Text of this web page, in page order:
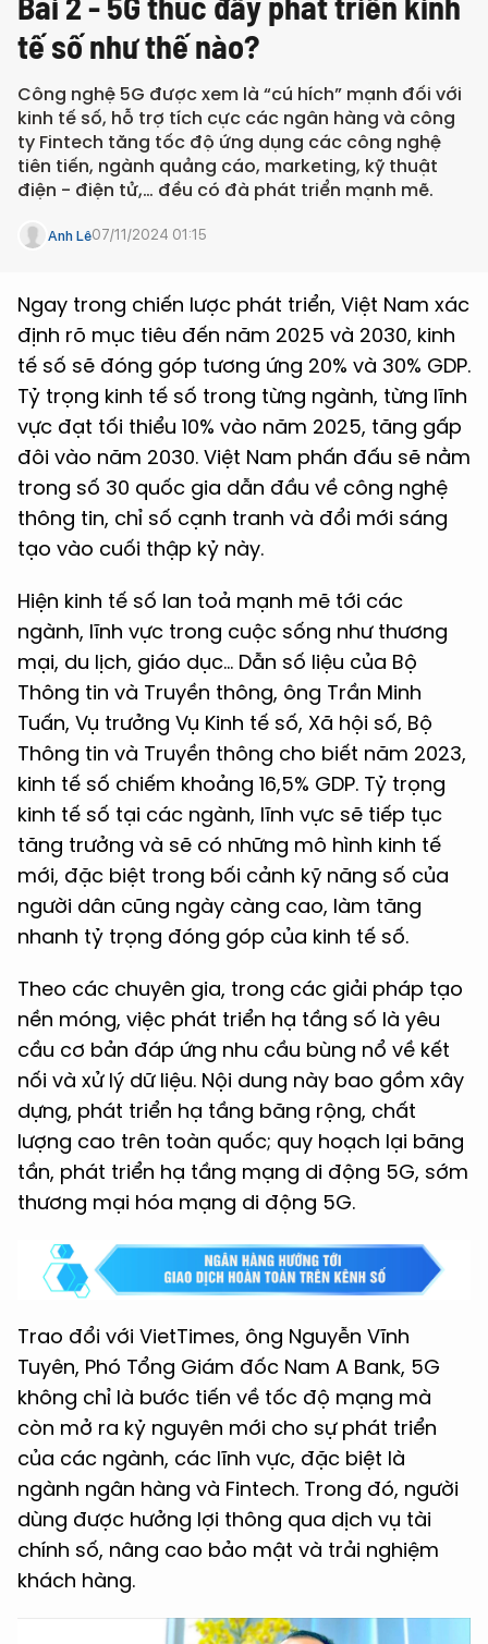
tế số như thế nào?
Công nghệ 5G được xem là “cú hích” mạnh đối với
kinh tế số, hỗ trợ tích cực các ngân hàng và công
ty Fintech tăng tốc độ ứng dụng các công nghệ
tiên tiến, ngành quảng cáo, marketing, kỹ thuật
điện - điện tử,… đều có đà phát triển mạnh mẽ.
Anh Lê07/11/2024 01:15
Ngay trong chiến lược phát triển, Việt Nam xác
định rõ mục tiêu đến năm 2025 và 2030, kinh
tế số sẽ đóng góp tương ứng 20% và 30% GDP.
Tỷ trọng kinh tế số trong từng ngành, từng lĩnh
vực đạt tối thiểu 10% vào năm 2025, tăng gấp
đôi vào năm 2030. Việt Nam phấn đấu sẽ nằm
trong số 30 quốc gia dẫn đầu về công nghệ
thông tin, chỉ số cạnh tranh và đổi mới sáng
tạo vào cuối thập kỷ này.
Hiện kinh tế số lan toả mạnh mẽ tới các
ngành, lĩnh vực trong cuộc sống như thương
mại, du lịch, giáo dục... Dẫn số liệu của Bộ
Thông tin và Truyền thông, ông Trần Minh
Tuấn, Vụ trưởng Vụ Kinh tế số, Xã hội số, Bộ
Thông tin và Truyền thông cho biết năm 2023,
kinh tế số chiếm khoảng 16,5% GDP. Tỷ trọng
kinh tế số tại các ngành, lĩnh vực sẽ tiếp tục
tăng trưởng và sẽ có những mô hình kinh tế
mới, đặc biệt trong bối cảnh kỹ năng số của
người dân cũng ngày càng cao, làm tăng
nhanh tỷ trọng đóng góp của kinh tế số.
Theo các chuyên gia, trong các giải pháp tạo
nền móng, việc phát triển hạ tầng số là yêu
cầu cơ bản đáp ứng nhu cầu bùng nổ về kết
nối và xử lý dữ liệu. Nội dung này bao gồm xây
dựng, phát triển hạ tầng băng rộng, chất
lượng cao trên toàn quốc; quy hoạch lại băng
tần, phát triển hạ tầng mạng di động 5G, sớm
thương mại hóa mạng di động 5G.
Trao đổi với VietTimes, ông Nguyễn Vĩnh
Tuyên, Phó Tổng Giám đốc Nam A Bank, 5G
không chỉ là bước tiến về tốc độ mạng mà
còn mở ra kỷ nguyên mới cho sự phát triển
của các ngành, các lĩnh vực, đặc biệt là
ngành ngân hàng và Fintech. Trong đó, người
dùng được hưởng lợi thông qua dịch vụ tài
chính số, nâng cao bảo mật và trải nghiệm
khách hàng.